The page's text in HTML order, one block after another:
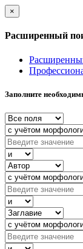
×
Расширенный
Заполните